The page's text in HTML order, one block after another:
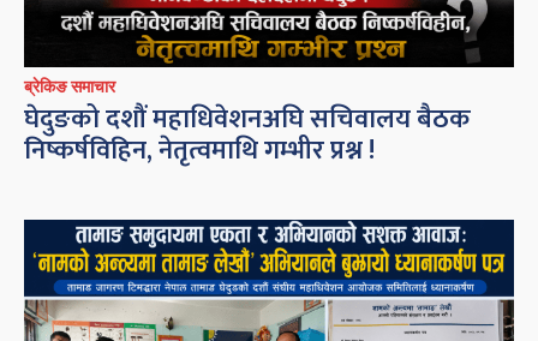
ब्रेकिङ समाचार
घेदुङको दशौं महाधिवेशनअघि सचिवालय बैठक
निष्कर्षविहिन, नेतृत्वमाथि गम्भीर प्रश्न !